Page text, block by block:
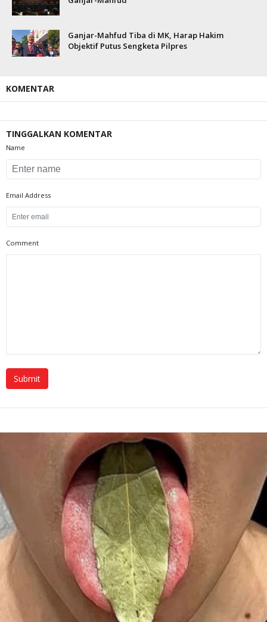
Ganjar-Mahfud Tiba di MK, Harap Hakim
Objektif Putus Sengketa Pilpres
KOMENTAR
TINGGALKAN KOMENTAR
Name
Email Address
Comment